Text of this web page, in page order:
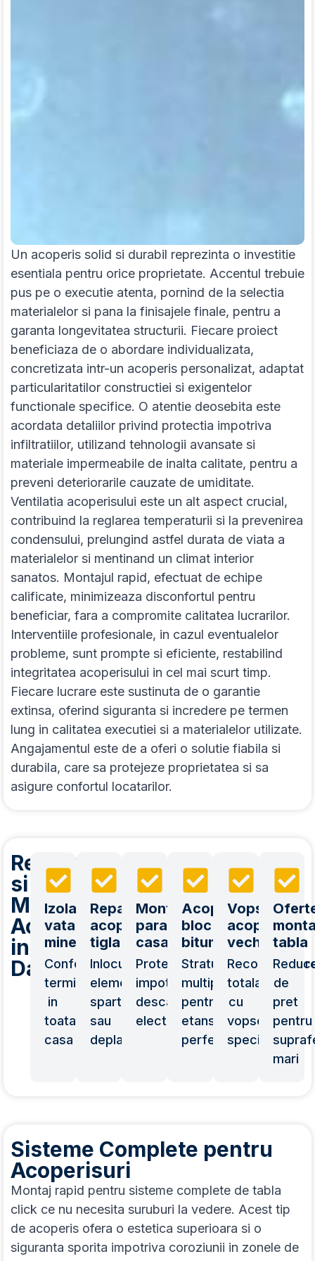
Un acoperis solid si durabil reprezinta o investitie
esentiala pentru orice proprietate. Accentul trebuie
pus pe o executie atenta, pornind de la selectia
materialelor si pana la finisajele finale, pentru a
garanta longevitatea structurii. Fiecare proiect
beneficiaza de o abordare individualizata,
concretizata intr-un acoperis personalizat, adaptat
particularitatilor constructiei si exigentelor
functionale specifice. O atentie deosebita este
acordata detaliilor privind protectia impotriva
infiltratiilor, utilizand tehnologii avansate si
materiale impermeabile de inalta calitate, pentru a
preveni deteriorarile cauzate de umiditate.
Ventilatia acoperisului este un alt aspect crucial,
contribuind la reglarea temperaturii si la prevenirea
condensului, prelungind astfel durata de viata a
materialelor si mentinand un climat interior
sanatos. Montajul rapid, efectuat de echipe
calificate, minimizeaza disconfortul pentru
beneficiar, fara a compromite calitatea lucrarilor.
Interventiile profesionale, in cazul eventualelor
probleme, sunt prompte si eficiente, restabilind
integritatea acoperisului in cel mai scurt timp.
Fiecare lucrare este sustinuta de o garantie
extinsa, oferind siguranta si incredere pe termen
lung in calitatea executiei si a materialelor utilizate.
Angajamentul este de a oferi o solutie fiabila si
durabila, care sa protejeze proprietatea si sa
asigure confortul locatarilor.
Reparatii
si
Montaj
Acoperis
in
Dambovita
Izolatie
vata
minerala
Confort
termic
in
toata
casa
Reparatii
acoperis
tigla
Inlocuirea
elementelor
sparte
sau
deplasate
Montaj
paratrasnet
casa
Protectie
impotriva
descarcarilor
electrice
Acoperisuri
bloc
bitum
Straturi
multiple
pentru
etansare
perfecta
Vopsitorie
acoperisuri
vechi
totala
cu
vopsea
speciala
tabla
de
pret
pentru
mari
Sisteme Complete pentru
Acoperisuri
Montaj rapid pentru sisteme complete de tabla
click ce nu necesita suruburi la vedere. Acest tip
de acoperis ofera o estetica superioara si o
siguranta sporita impotriva coroziunii in zonele de